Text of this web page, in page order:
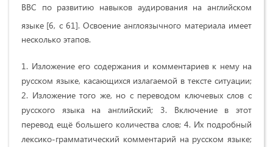
BBC по развитию навыков аудирования на английском
языке [6, c 61]. Освоение англоязычного материала имеет
несколько этапов.
1. Изложение его содержания и комментариев к нему на
русском языке, касающихся излагаемой в тексте ситуации;
2. Изложение того же, но с переводом ключевых слов с
русского языка на английский; 3. Включение в этот
перевод ещё большего количества слов; 4. Их подробный
лексико-грамматический комментарий на русском языке;